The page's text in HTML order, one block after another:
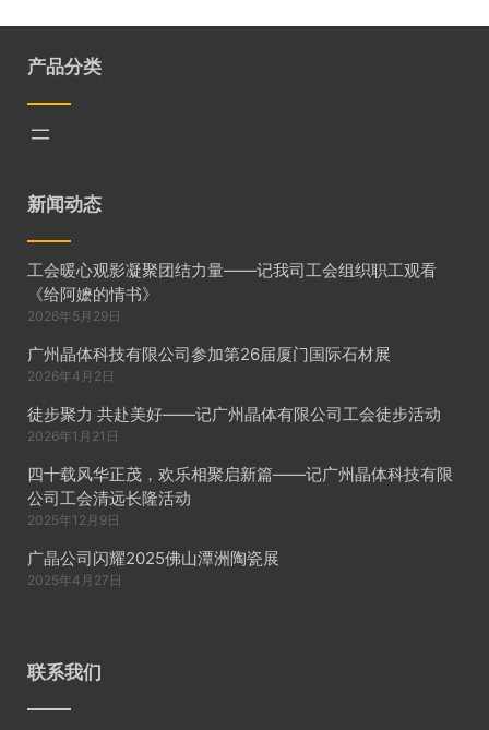
产品分类
新闻动态
工会暖心观影凝聚团结力量——记我司工会组织职工观看
《给阿嬷的情书》
2026年5月29日
广州晶体科技有限公司参加第26届厦门国际石材展
2026年4月2日
徒步聚力 共赴美好——记广州晶体有限公司工会徒步活动
2026年1月21日
四十载风华正茂，欢乐相聚启新篇——记广州晶体科技有限
公司工会清远长隆活动
2025年12月9日
广晶公司闪耀2025佛山潭洲陶瓷展
2025年4月27日
联系我们